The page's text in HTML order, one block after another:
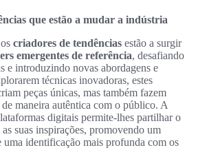
que estão a mudar a indústria
criadores de tendências estão a surgir
emergentes de referência, desafiando
e introduzindo novas abordagens e
técnicas inovadoras, estes
peças únicas, mas também fazem
de maneira autêntica com o público. A
digitais permite-lhes partilhar o
suas inspirações, promovendo um
uma identificação mais profunda com os